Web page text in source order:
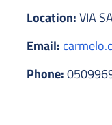
Location:VIA
Email:
Phone: